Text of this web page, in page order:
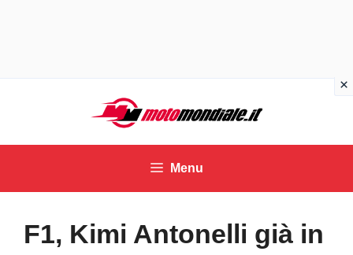
contenuto
Menu
F1, Kimi Antonelli già in